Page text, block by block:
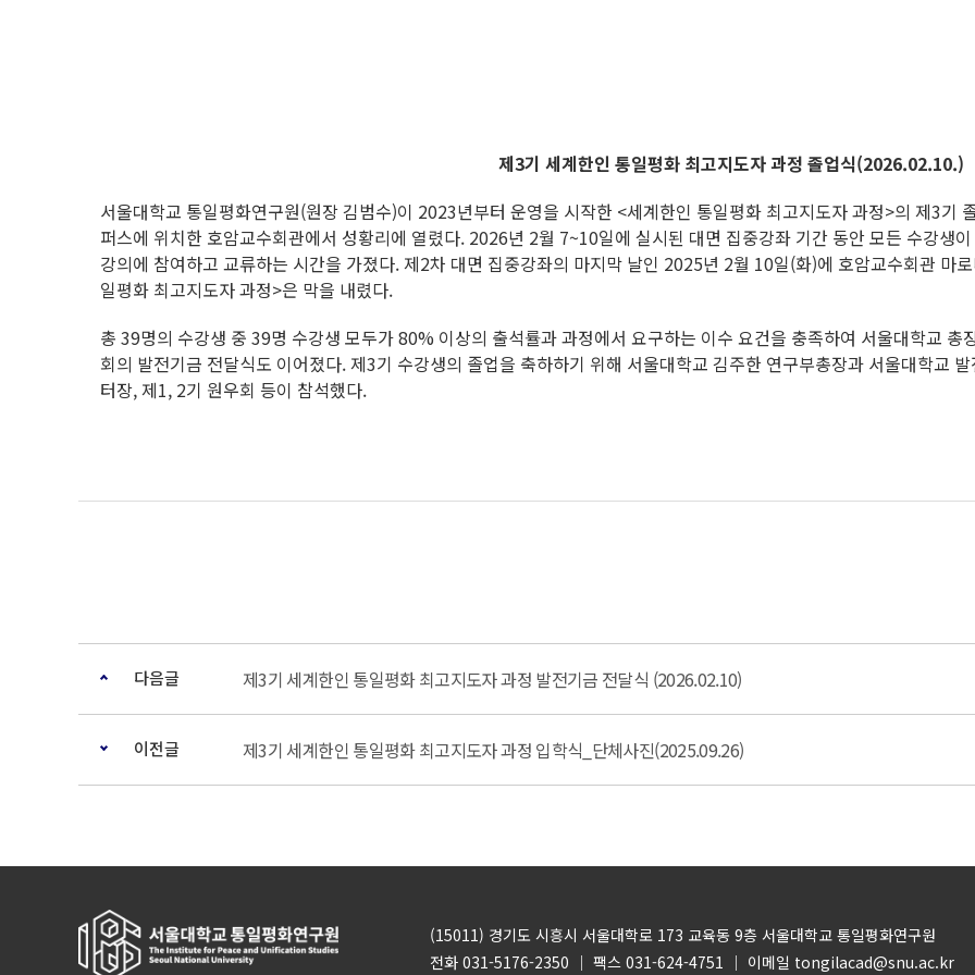
제3기 세계한인 통일평화 최고지도자 과정 졸업식(2026.02.10.)
서울대학교 통일평화연구원(원장 김범수)이 2023년부터 운영을 시작한 <세계한인 통일평화 최고지도자 과정>의 제3기
퍼스에 위치한 호암교수회관에서 성황리에 열렸다. 2026년 2월 7~10일에 실시된 대면 집중강좌 기간 동안 모든 수강생
강의에 참여하고 교류하는 시간을 가졌다. 제2차 대면 집중강좌의 마지막 날인 2025년 2월 10일(화)에 호암교수회관 마
일평화 최고지도자 과정>은 막을 내렸다.
총 39명의 수강생 중 39명 수강생 모두가 80% 이상의 출석률과 과정에서 요구하는 이수 요건을 충족하여 서울대학교
회의 발전기금 전달식도 이어졌다. 제3기 수강생의 졸업을 축하하기 위해 서울대학교 김주한 연구부총장과 서울대학교
터장, 제1, 2기 원우회 등이 참석했다.
다음글 제3기 세계한인 통일평화 최고지도자 과정 발전기금 전달식 (2026.02.10)
이전글 제3기 세계한인 통일평화 최고지도자 과정 입학식_단체사진(2025.09.26)
(15011) 경기도 시흥시 서울대학로 173 교육동 9층 서울대학교 통일평화연구원
전화 031-5176-2350 ｜ 팩스 031-624-4751 ｜ 이메일 tongilacad@snu.ac.kr